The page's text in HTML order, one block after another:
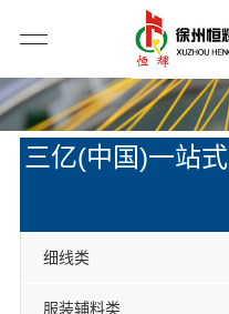
三亿(中国)一站
细线类
服装辅料类